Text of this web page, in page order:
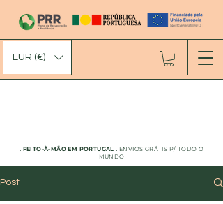
EUR (€)
. FEITO-À-MÃO EM PORTUGAL . ENVIOS GRÁTIS P/ TODO O
MUNDO
Post